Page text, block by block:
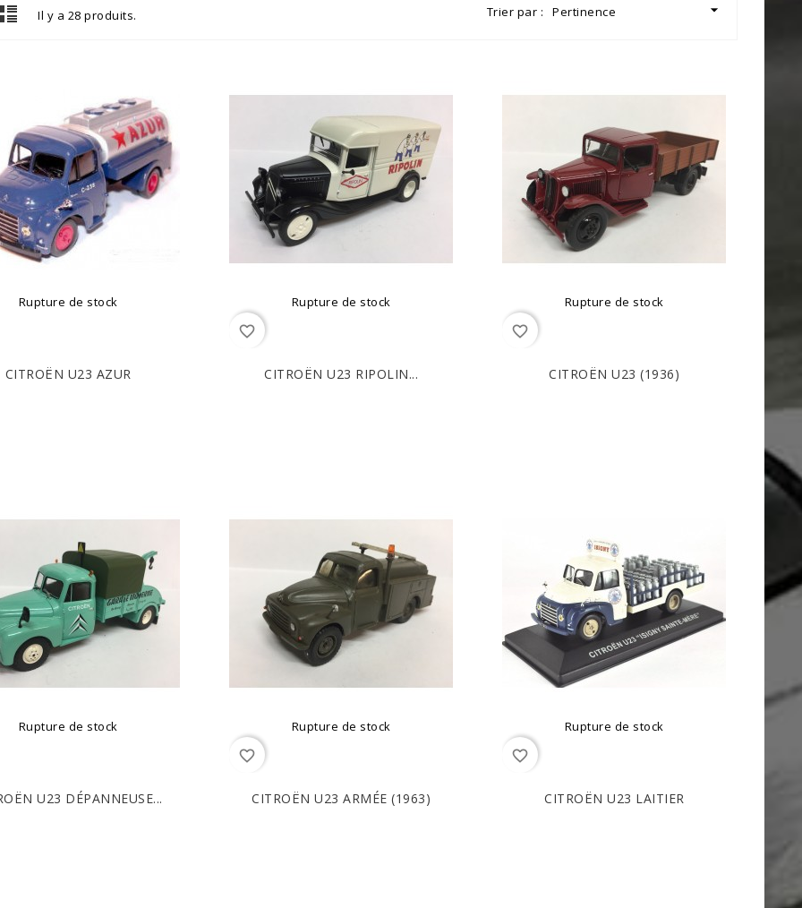
Il y a 28 produits. Trier par : Pertinence 
Rupture de stock
CITROËN U23 AZUR
Rupture de stock
favorite_border
CITROËN U23 RIPOLIN...
Rupture de stock
favorite_border
CITROËN U23 (1936)
Rupture de stock
U23 DÉPANNEUSE...
Rupture de stock
favorite_border
CITROËN U23 ARMÉE (1963)
Rupture de stock
favorite_border
CITROËN U23 LAITIER